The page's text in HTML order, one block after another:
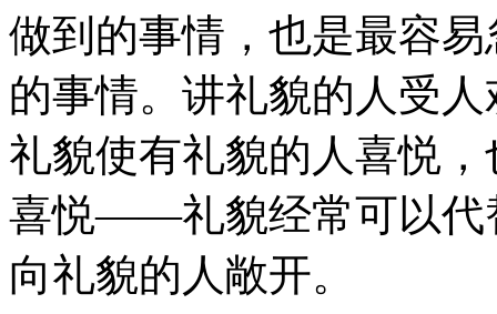
做到的事情，也是最容
的事情。讲礼貌的人受
礼貌使有礼貌的人喜悦
喜悦——礼貌经常可以代
向礼貌的人敞开。